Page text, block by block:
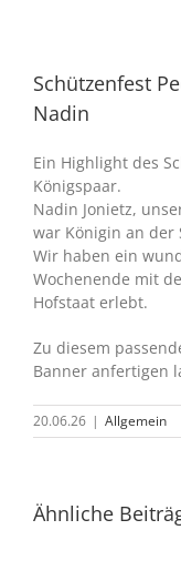
Bild
Schützenfest
Nadin
Ein Highlight des
Königspaar.
Nadin Jonietz,
war Königin an der
Wir haben ein
Wochenende mit
Hofstaat erlebt.
Zu diesem
Banner anfertigen
20.06.26 | Allgemein
Ähnliche